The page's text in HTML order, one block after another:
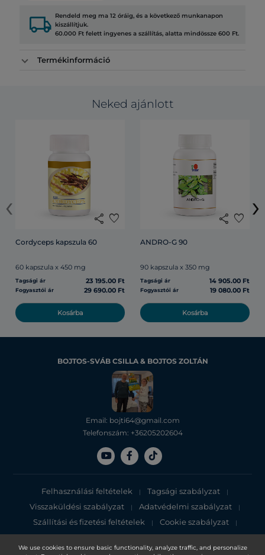
We use cookies to ensure basic functionality, analyze traffic, and personalize
local_shipping Rendeld meg ma 12 óráig, és a következő munkanapon
kiszállítjuk.
60.000 Ft felett ingyenes a szállítás, alatta mindössze 600 Ft.
Termékinformáció
Neked ajánlott
share favorite
Cordyceps kapszula 60
60 kapszula x 450 mg
Tagsági ár 23 195.00 Ft
Fogyasztói ár 29 690.00 Ft
Kosárba
share favorite
ANDRO-G 90
90 kapszula x 350 mg
Tagsági ár 14 905.00 Ft
Fogyasztói ár 19 080.00 Ft
Kosárba
‹ ›
BOJTOS-SVÁB CSILLA & BOJTOS ZOLTÁN
Email: bojti64@gmail.com
Telefonszám: +36205202604
Felhasználási feltételek | Tagsági szabályzat |
Visszaküldési szabályzat | Adatvédelmi szabályzat |
Szállítási és fizetési feltételek | Cookie szabályzat |
Adatvédelmi tájékoztató